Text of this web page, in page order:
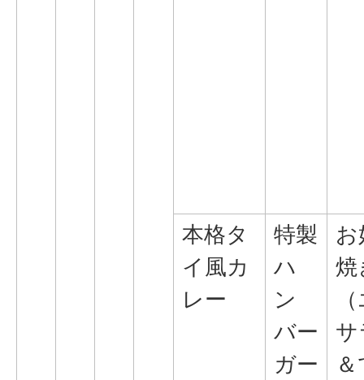
本格タ
イ風カ
レー
特製
ハ
ン
バー
ガー
焼
サ